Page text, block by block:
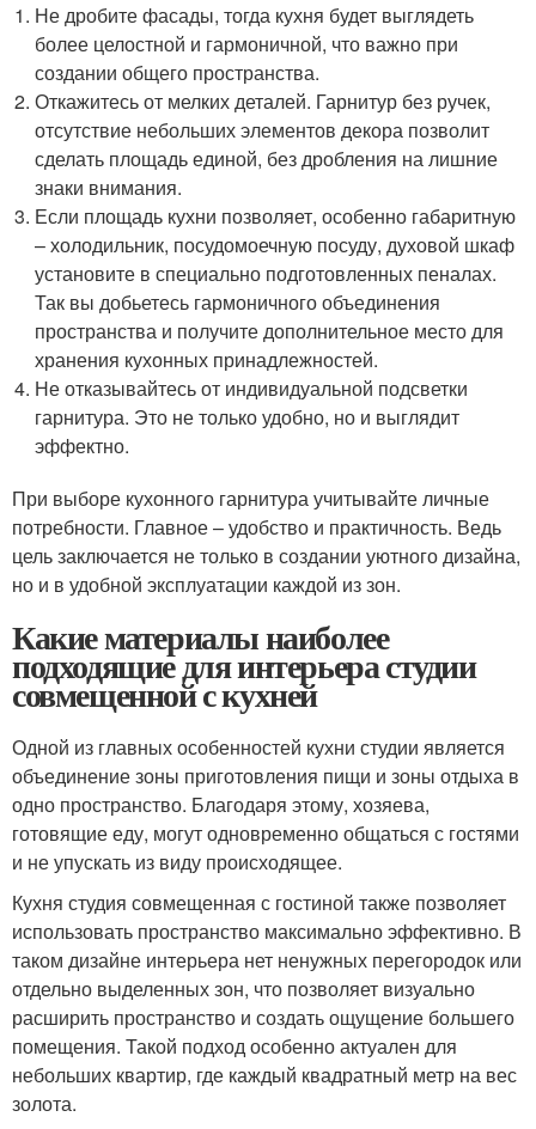
Не дробите фасады, тогда кухня будет выглядеть
более целостной и гармоничной, что важно при
создании общего пространства.
Откажитесь от мелких деталей. Гарнитур без ручек,
отсутствие небольших элементов декора позволит
сделать площадь единой, без дробления на лишние
знаки внимания.
Если площадь кухни позволяет, особенно габаритную
– холодильник, посудомоечную посуду, духовой шкаф
установите в специально подготовленных пеналах.
Так вы добьетесь гармоничного объединения
пространства и получите дополнительное место для
хранения кухонных принадлежностей.
Не отказывайтесь от индивидуальной подсветки
гарнитура. Это не только удобно, но и выглядит
эффектно.
При выборе кухонного гарнитура учитывайте личные
потребности. Главное – удобство и практичность. Ведь
цель заключается не только в создании уютного дизайна,
но и в удобной эксплуатации каждой из зон.
Какие материалы наиболее
подходящие для интерьера студии
совмещенной с кухней
Одной из главных особенностей кухни студии является
объединение зоны приготовления пищи и зоны отдыха в
одно пространство. Благодаря этому, хозяева,
готовящие еду, могут одновременно общаться с гостями
и не упускать из виду происходящее.
Кухня студия совмещенная с гостиной также позволяет
использовать пространство максимально эффективно. В
таком дизайне интерьера нет ненужных перегородок или
отдельно выделенных зон, что позволяет визуально
расширить пространство и создать ощущение большего
помещения. Такой подход особенно актуален для
небольших квартир, где каждый квадратный метр на вес
золота.